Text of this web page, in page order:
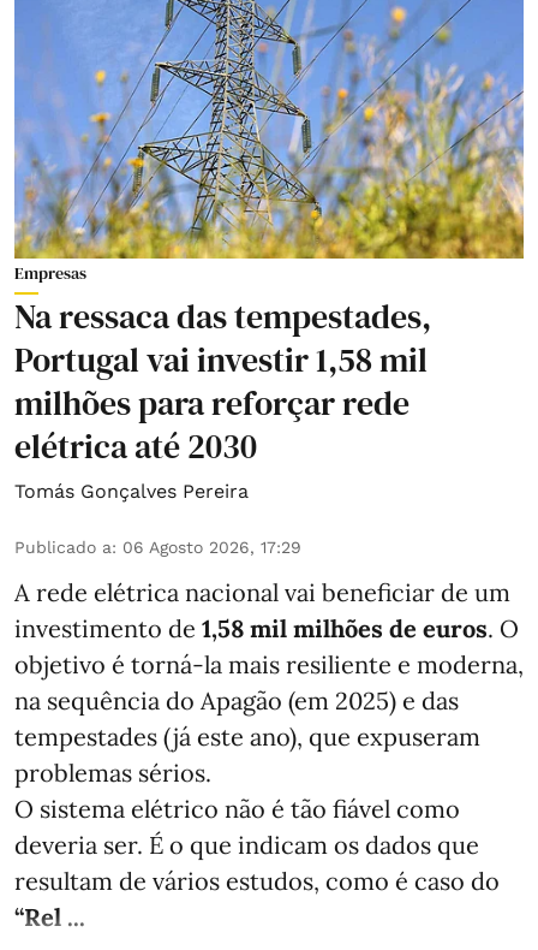
Empresas
Na ressaca das tempestades,
Portugal vai investir 1,58 mil
milhões para reforçar rede
elétrica até 2030
Tomás Gonçalves Pereira
Publicado a: 06 Agosto 2026, 17:29
A rede elétrica nacional vai beneficiar de um
investimento de 1,58 mil milhões de euros. O
objetivo é torná-la mais resiliente e moderna,
na sequência do Apagão (em 2025) e das
tempestades (já este ano), que expuseram
problemas sérios.
O sistema elétrico não é tão fiável como
deveria ser. É o que indicam os dados que
resultam de vários estudos, como é caso do
“Rel ...